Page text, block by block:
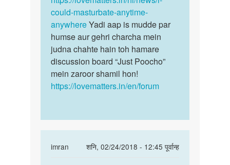
could-masturbate-anytime-
anywhereYadi aap is mudde par
humse aur gehri charcha mein
judna chahte hain toh hamare
discussion board “Just Poocho”
mein zaroor shamil hon!
https://lovematters.in/en/forum
imran
शनि, 02/24/2018 - 12:45 पूर्वान्ह